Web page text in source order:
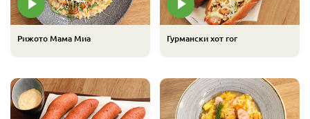
Рижото Мама Миа Гурмански хот гог